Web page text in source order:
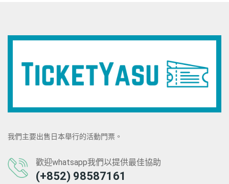
我們主要出售日本舉行的活動門票。
歡迎whatsapp我們以提供最佳協助
(+852) 98587161